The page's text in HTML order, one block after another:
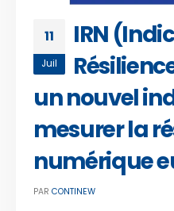
11
Juil
IRN
un nouvel
mesurer la
numérique
PAR CONTINEW